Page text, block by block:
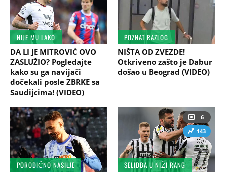
NIJE MU LAKO
DA LI JE MITROVIĆ OVO
ZASLUŽIO? Pogledajte
kako su ga navijači
dočekali posle ZBRKE sa
Saudijcima! (VIDEO)
POZNAT RAZLOG
NIŠTA OD ZVEZDE!
Otkriveno zašto je Dabur
došao u Beograd (VIDEO)
PORODIČNO NASILJE
6
143
SELIDBA U NIŽI RANG